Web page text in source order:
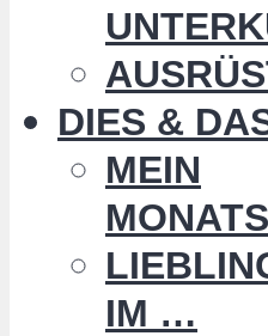
DIES &
MEIN
IM …